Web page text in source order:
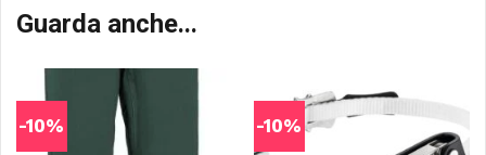
Guarda anche...
-10% -10%